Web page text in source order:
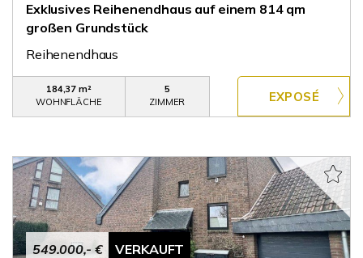
Exklusives Reihenendhaus auf einem 814 qm
großen Grundstück
Reihenendhaus
184,37 m²
WOHNFLÄCHE
5
ZIMMER
549.000,- € VERKAUFT